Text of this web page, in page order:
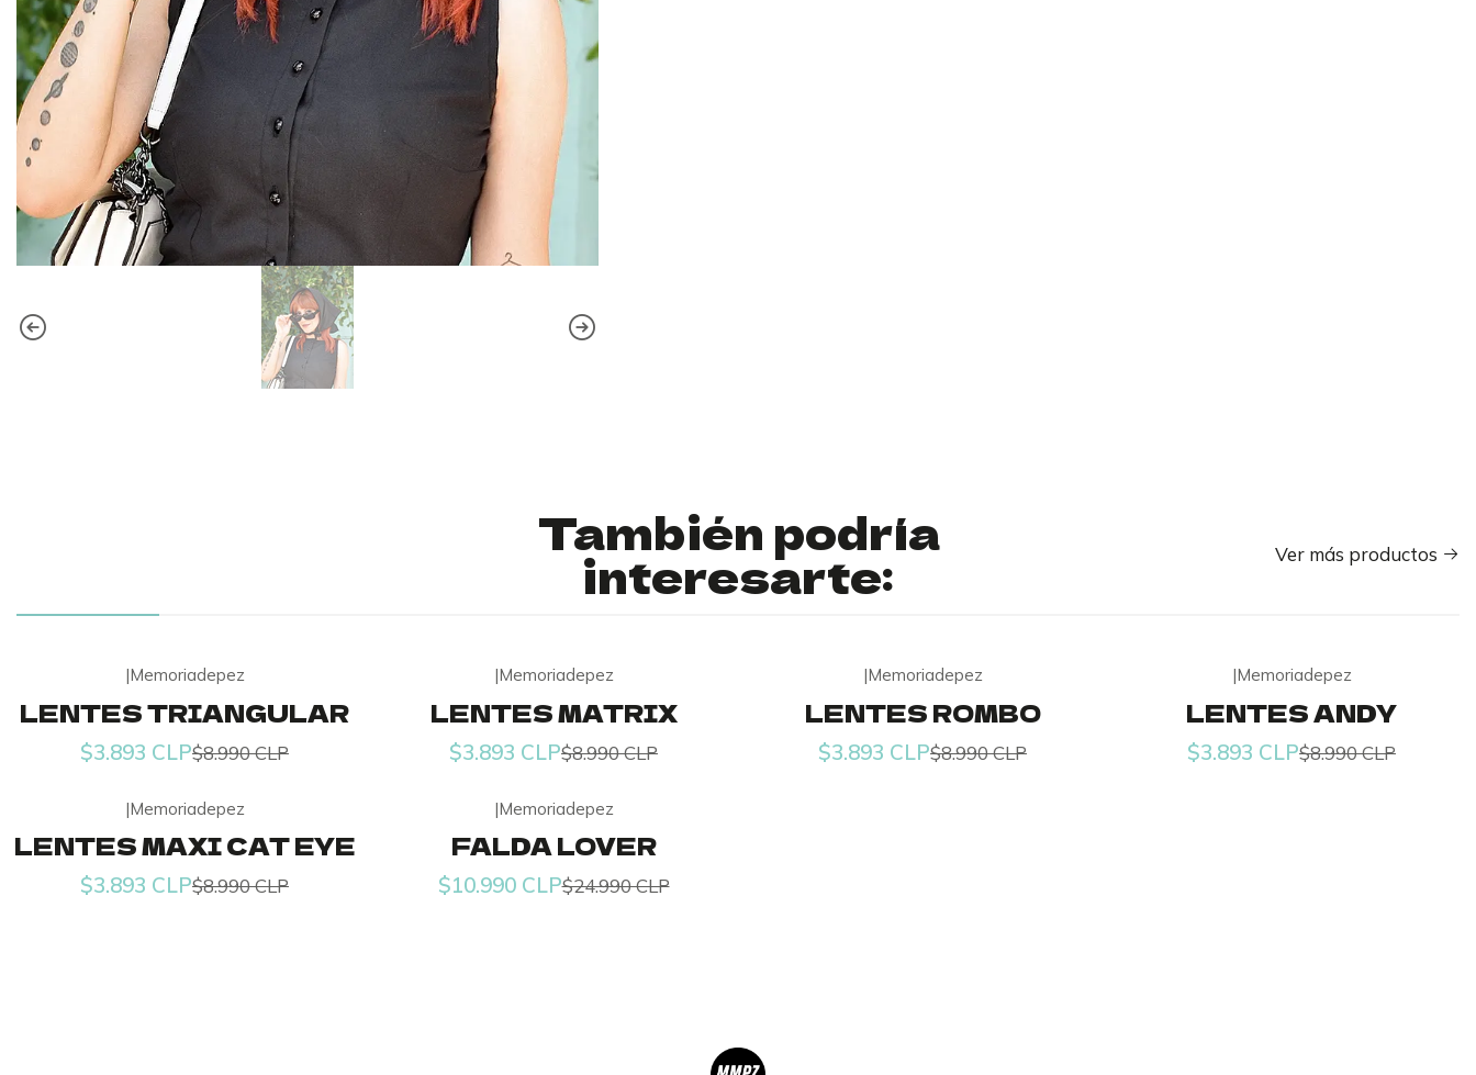
También podría
interesarte: Ver más productos
|Memoriadepez
LENTES TRIANGULAR
$3.893 CLP$8.990 CLP
|Memoriadepez
LENTES MATRIX
$3.893 CLP$8.990 CLP
Agotado
|Memoriadepez
LENTES ROMBO
$3.893 CLP$8.990 CLP
|Memoriadepez
LENTES ANDY
$3.893 CLP$8.990 CLP
|Memoriadepez
LENTES MAXI CAT EYE
$3.893 CLP$8.990 CLP
|Memoriadepez
FALDA LOVER
$10.990 CLP$24.990 CLP